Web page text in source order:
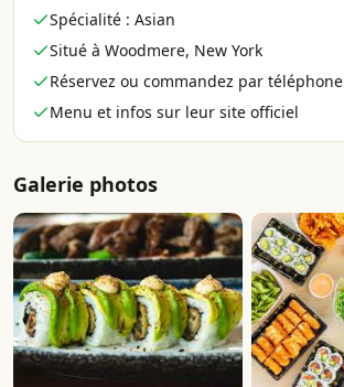
Spécialité : Asian
Situé à Woodmere, New York
Réservez ou commandez par téléphone
Menu et infos sur leur site officiel
Galerie photos